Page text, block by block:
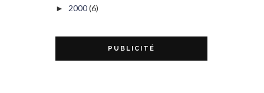
► 2000(6)
PUBLICITÉ